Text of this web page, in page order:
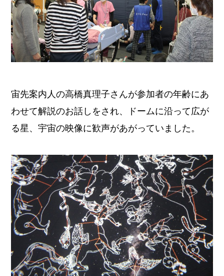
宙先案内人の高橋真理子さんが参加者の年齢にあ
わせて解説のお話しをされ、ドームに沿って広が
る星、宇宙の映像に歓声があがっていました。